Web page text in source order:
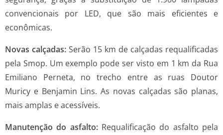
convencionais por LED, que são mais eficientes e
econômicas.
Novas calçadas: Serão 15 km de calçadas requalificadas
pela Smop. Um exemplo pode ser visto em 1 km da Rua
Emiliano Perneta, no trecho entre as ruas Doutor
Muricy e Benjamin Lins. As novas calçadas são planas,
mais amplas e acessíveis.
Manutenção do asfalto:Requalificação do asfalto pela